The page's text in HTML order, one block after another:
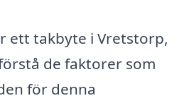
ett takbyte i Vretstorp,
de faktorer som
för denna